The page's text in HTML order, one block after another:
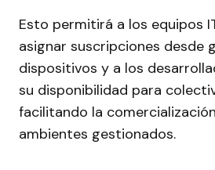
Esto permitirá a los equipos
asignar suscripciones desde
dispositivos y a los
su disponibilidad para
facilitando la
ambientes gestionados.